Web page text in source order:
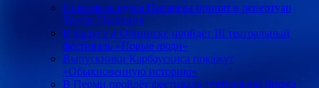
Спектакль курса Писарева принят в репертуар
Театра Пушкина
В Калуге и Обнинске пройдёт III театральный
фестиваль «Новые люди»
Выпускники Карбаускиса покажут
«Обыкновенную историю»
В Перми пройдёт фестиваль-театральная биржа